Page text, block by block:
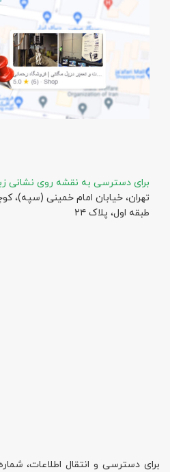
برای دسترسی به نقشه روی نشانی
تهران، خیابان امام خمینی (سپه)،
طبقه اول، پلاک ۲۴
برای دسترسی و انتقال اطلاعات،